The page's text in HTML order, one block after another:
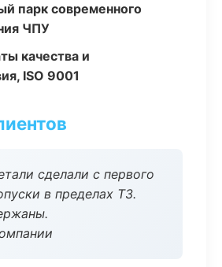
парк современного
ЧПУ
качества и
ISO 9001
сделали с первого
в пределах ТЗ.